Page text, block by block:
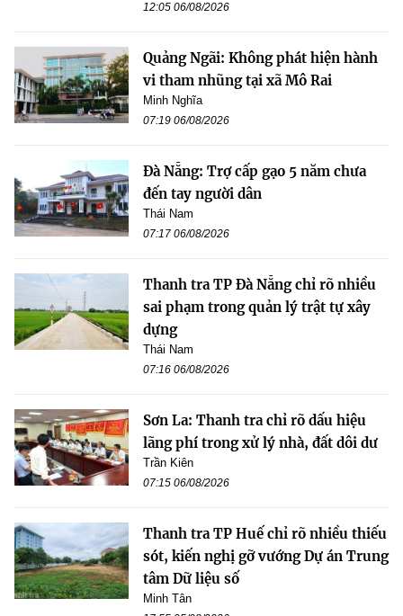
12:05 06/08/2026
Quảng Ngãi: Không phát hiện hành
vi tham nhũng tại xã Mô Rai
Minh Nghĩa
07:19 06/08/2026
Đà Nẵng: Trợ cấp gạo 5 năm chưa
đến tay người dân
Thái Nam
07:17 06/08/2026
Thanh tra TP Đà Nẵng chỉ rõ nhiều
sai phạm trong quản lý trật tự xây
dựng
Thái Nam
07:16 06/08/2026
Sơn La: Thanh tra chỉ rõ dấu hiệu
lãng phí trong xử lý nhà, đất dôi dư
Trần Kiên
07:15 06/08/2026
Thanh tra TP Huế chỉ rõ nhiều thiếu
sót, kiến nghị gỡ vướng Dự án Trung
tâm Dữ liệu số
Minh Tân